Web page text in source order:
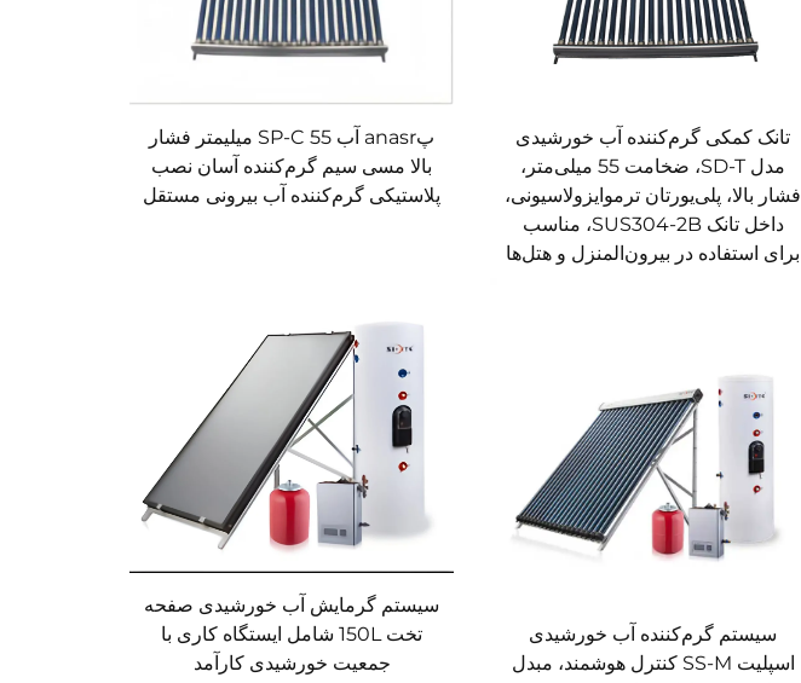
تانک کمکی گرم‌کننده آب خورشیدی
مدل SD-T، ضخامت 55 میلی‌متر،
فشار بالا، پلی‌یورتان ترموایزولاسیونی،
داخل تانک SUS304-2B، مناسب
برای استفاده در بیرون‌المنزل و هتل‌ها
پanasr آب SP-C 55 میلیمتر فشار
بالا مسی سیم گرم‌کننده آسان نصب
پلاستیکی گرم‌کننده آب بیرونی مستقل
سیستم گرم‌کننده آب خورشیدی
اسپلیت SS-M کنترل هوشمند، مبدل
سیستم گرمایش آب خورشیدی صفحه
تخت 150L شامل ایستگاه کاری با
جمعیت خورشیدی کارآمد